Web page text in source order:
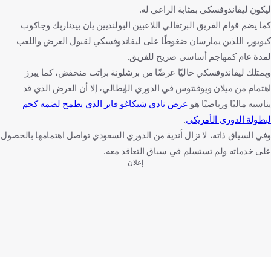
ليكون ليفاندوفسكي بمثابة الراعي له.
كما يضم قوام الفريق البرتغالي اللاعبين البولنديين يان بيدناريك وجاكوب
كيويور، اللذين يمارسان ضغوطًا على ليفاندوفسكي لقبول العرض واللعب
لمدة عام كمهاجم أساسي صريح للفريق.
ويمتلك ليفاندوفسكي حاليًا عرضًا من برشلونة براتب منخفض، كما يبرز
اهتمام من ميلان ويوفنتوس في الدوري الإيطالي، إلا أن العرض الذي قد
يناسبه ماليًا ورياضيًا هو عرض نادي شيكاغو فاير الذي يطمح لضمه كجم
لبطولة الدوري الأمريكي.
وفي السياق ذاته، لا تزال أندية من الدوري السعودي تواصل اهتمامها بالحصول
على خدماته ولم تستسلم في سباق التعاقد معه.
إعلان